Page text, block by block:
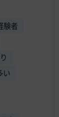
験者
い